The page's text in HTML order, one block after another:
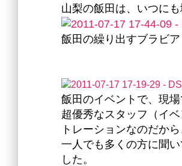
山梨の飯田は、いつに
飯田の繰り出すブラビ
飯田のイベントで、現
超優秀なスタッフ（イ
トレーションなのだから
一人でも多くの方に聞
した。